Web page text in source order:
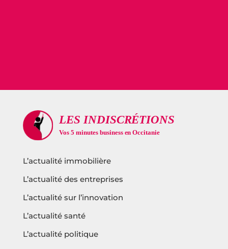
L’actualité immobilière
L’actualité des entreprises
L’actualité sur l’innovation
L’actualité santé
L’actualité politique